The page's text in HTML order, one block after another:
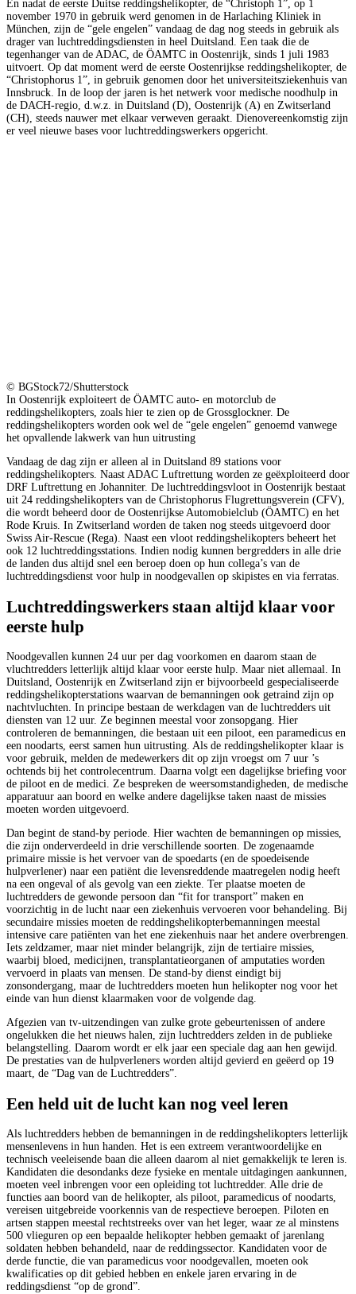
En nadat de eerste Duitse reddingshelikopter, de “Christoph 1”, op 1
november 1970 in gebruik werd genomen in de Harlaching Kliniek in
München, zijn de “gele engelen” vandaag de dag nog steeds in gebruik als
drager van luchtreddingsdiensten in heel Duitsland. Een taak die de
tegenhanger van de ADAC, de ÖAMTC in Oostenrijk, sinds 1 juli 1983
uitvoert. Op dat moment werd de eerste Oostenrijkse reddingshelikopter, de
“Christophorus 1”, in gebruik genomen door het universiteitsziekenhuis van
Innsbruck. In de loop der jaren is het netwerk voor medische noodhulp in
de DACH-regio, d.w.z. in Duitsland (D), Oostenrijk (A) en Zwitserland
(CH), steeds nauwer met elkaar verweven geraakt. Dienovereenkomstig zijn
er veel nieuwe bases voor luchtreddingswerkers opgericht.
© BGStock72/Shutterstock
In Oostenrijk exploiteert de ÖAMTC auto- en motorclub de
reddingshelikopters, zoals hier te zien op de Grossglockner. De
reddingshelikopters worden ook wel de “gele engelen” genoemd vanwege
het opvallende lakwerk van hun uitrusting
Vandaag de dag zijn er alleen al in Duitsland 89 stations voor
reddingshelikopters. Naast ADAC Luftrettung worden ze geëxploiteerd door
DRF Luftrettung en Johanniter. De luchtreddingsvloot in Oostenrijk bestaat
uit 24 reddingshelikopters van de Christophorus Flugrettungsverein (CFV),
die wordt beheerd door de Oostenrijkse Automobielclub (ÖAMTC) en het
Rode Kruis. In Zwitserland worden de taken nog steeds uitgevoerd door
Swiss Air-Rescue (Rega). Naast een vloot reddingshelikopters beheert het
ook 12 luchtreddingsstations. Indien nodig kunnen bergredders in alle drie
de landen dus altijd snel een beroep doen op hun collega’s van de
luchtreddingsdienst voor hulp in noodgevallen op skipistes en via ferratas.
Luchtreddingswerkers staan altijd klaar voor
eerste hulp
Noodgevallen kunnen 24 uur per dag voorkomen en daarom staan de
vluchtredders letterlijk altijd klaar voor eerste hulp. Maar niet allemaal. In
Duitsland, Oostenrijk en Zwitserland zijn er bijvoorbeeld gespecialiseerde
reddingshelikopterstations waarvan de bemanningen ook getraind zijn op
nachtvluchten. In principe bestaan de werkdagen van de luchtredders uit
diensten van 12 uur. Ze beginnen meestal voor zonsopgang. Hier
controleren de bemanningen, die bestaan uit een piloot, een paramedicus en
een noodarts, eerst samen hun uitrusting. Als de reddingshelikopter klaar is
voor gebruik, melden de medewerkers dit op zijn vroegst om 7 uur ’s
ochtends bij het controlecentrum. Daarna volgt een dagelijkse briefing voor
de piloot en de medici. Ze bespreken de weersomstandigheden, de medische
apparatuur aan boord en welke andere dagelijkse taken naast de missies
moeten worden uitgevoerd.
Dan begint de stand-by periode. Hier wachten de bemanningen op missies,
die zijn onderverdeeld in drie verschillende soorten. De zogenaamde
primaire missie is het vervoer van de spoedarts (en de spoedeisende
hulpverlener) naar een patiënt die levensreddende maatregelen nodig heeft
na een ongeval of als gevolg van een ziekte. Ter plaatse moeten de
luchtredders de gewonde persoon dan “fit for transport” maken en
voorzichtig in de lucht naar een ziekenhuis vervoeren voor behandeling. Bij
secundaire missies moeten de reddingshelikopterbemanningen meestal
intensive care patiënten van het ene ziekenhuis naar het andere overbrengen.
Iets zeldzamer, maar niet minder belangrijk, zijn de tertiaire missies,
waarbij bloed, medicijnen, transplantatieorganen of amputaties worden
vervoerd in plaats van mensen. De stand-by dienst eindigt bij
zonsondergang, maar de luchtredders moeten hun helikopter nog voor het
einde van hun dienst klaarmaken voor de volgende dag.
Afgezien van tv-uitzendingen van zulke grote gebeurtenissen of andere
ongelukken die het nieuws halen, zijn luchtredders zelden in de publieke
belangstelling. Daarom wordt er elk jaar een speciale dag aan hen gewijd.
De prestaties van de hulpverleners worden altijd gevierd en geëerd op 19
maart, de “Dag van de Luchtredders”.
Een held uit de lucht kan nog veel leren
Als luchtredders hebben de bemanningen in de reddingshelikopters letterlijk
mensenlevens in hun handen. Het is een extreem verantwoordelijke en
technisch veeleisende baan die alleen daarom al niet gemakkelijk te leren is.
Kandidaten die desondanks deze fysieke en mentale uitdagingen aankunnen,
moeten veel inbrengen voor een opleiding tot luchtredder. Alle drie de
functies aan boord van de helikopter, als piloot, paramedicus of noodarts,
vereisen uitgebreide voorkennis van de respectieve beroepen. Piloten en
artsen stappen meestal rechtstreeks over van het leger, waar ze al minstens
500 vlieguren op een bepaalde helikopter hebben gemaakt of jarenlang
soldaten hebben behandeld, naar de reddingssector. Kandidaten voor de
derde functie, die van paramedicus voor noodgevallen, moeten ook
kwalificaties op dit gebied hebben en enkele jaren ervaring in de
reddingsdienst “op de grond”.